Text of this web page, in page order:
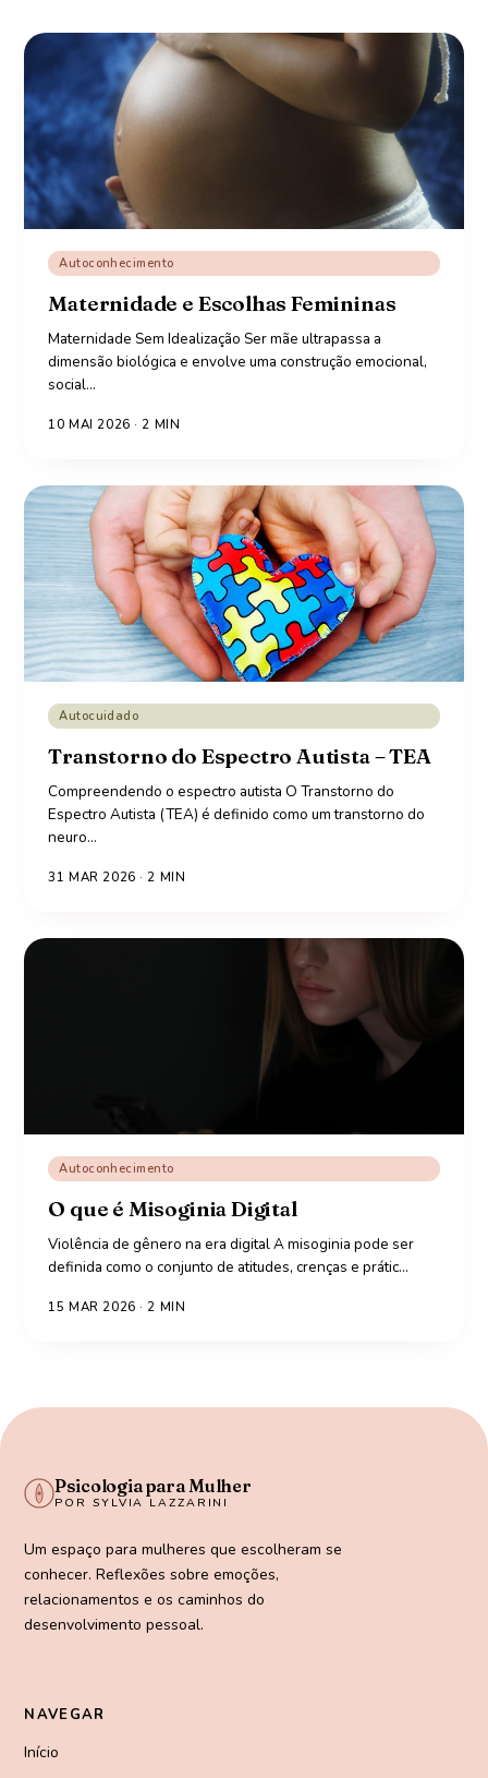
Autoconhecimento
Maternidade e Escolhas Femininas
Maternidade Sem Idealização Ser mãe ultrapassa a
dimensão biológica e envolve uma construção emocional,
social…
10 MAI 2026 · 2 MIN
Autocuidado
Transtorno do Espectro Autista – TEA
Compreendendo o espectro autista O Transtorno do
Espectro Autista (TEA) é definido como um transtorno do
neuro…
31 MAR 2026 · 2 MIN
Autoconhecimento
O que é Misoginia Digital
Violência de gênero na era digital A misoginia pode ser
definida como o conjunto de atitudes, crenças e prátic…
15 MAR 2026 · 2 MIN
Psicologia para Mulher
POR SYLVIA LAZZARINI
Um espaço para mulheres que escolheram se
conhecer. Reflexões sobre emoções,
relacionamentos e os caminhos do
desenvolvimento pessoal.
NAVEGAR
Início